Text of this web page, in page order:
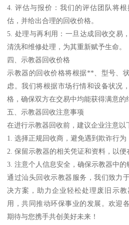
4. 评估与报价：我们的评估团队将
估，并给出合理的回收价格。
5. 处理与再利用：一旦达成回收交易
清洗和维修处理，为其重新赋予生命。
四、示教器回收价格
示教器的回收价格将根据**、型号、
虑。我们将根据市场行情和设备状况
格，确保双方在交易中均能获得满意的
五、示教器回收注意事项
在进行示教器回收前，建议企业注意以
1. 选择正规回收商，避免遇到欺诈行为
2. 保留示教器的相关凭证和资料，以便
3. 注意个人信息安全，确保示教器中的
通过汕头回收示教器服务，我们致力
决方案，助力企业轻松处理废旧示
用，共同推动环保事业的发展。欢迎
期待与您携手共创美好未来！